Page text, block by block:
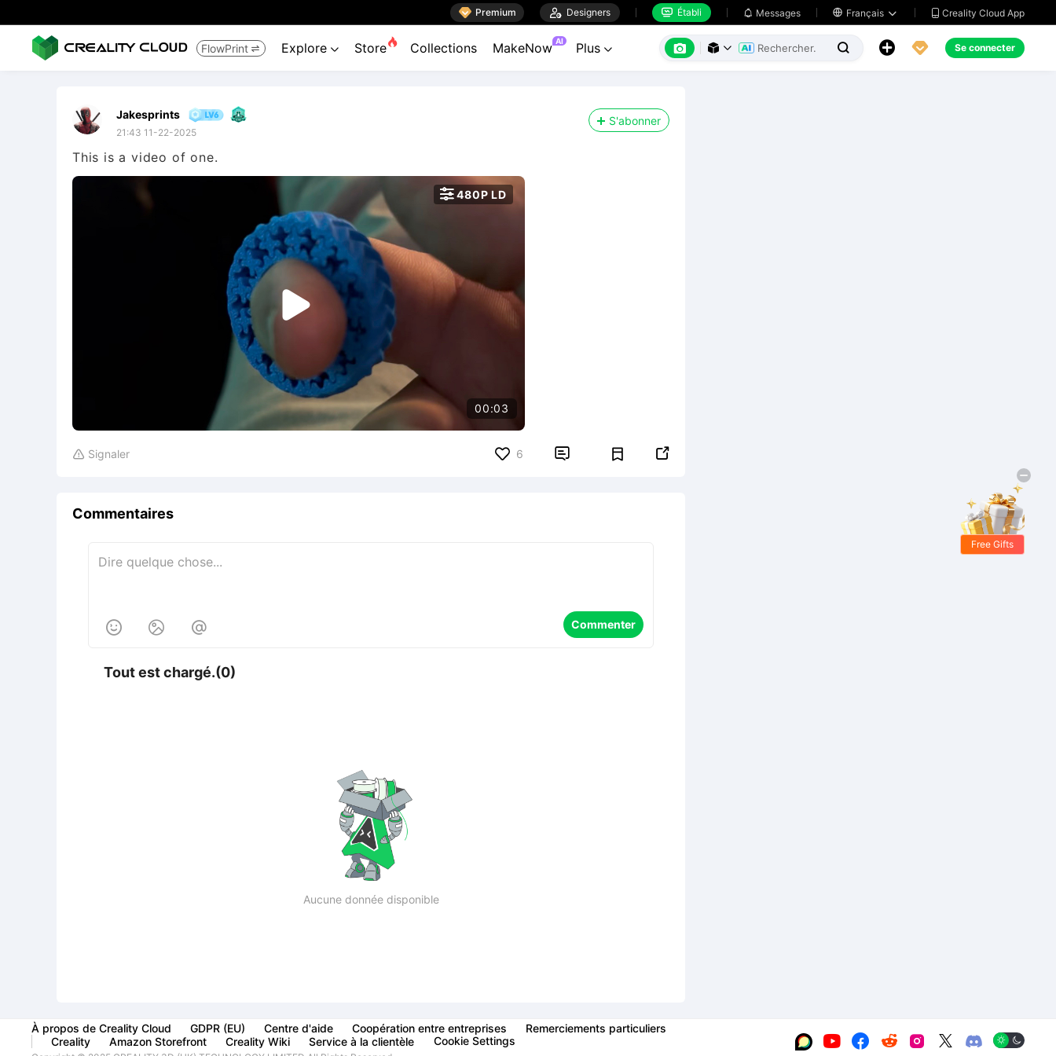
 Premium  Designers  Établi  Messages  Français   Creality Cloud App
FlowPrint  Explore  Store Collections MakeNow AI Plus        Se connecter
Jakesprints
21:43 11-22-2025
S'abonner
This is a video of one.
00:03

480P LD
 Signaler 6  
Commentaires
   Commenter
Tout est chargé.(0)
Aucune donnée disponible
À propos de Creality Cloud GDPR (EU) Centre d'aide Coopération entre entreprises
Remerciements particuliers
Creality
Amazon Storefront Creality Wiki Service à la clientèle Cookie Settings      
Free Gifts